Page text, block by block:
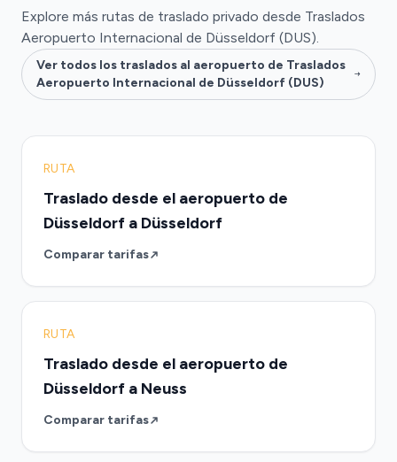
Explore más rutas de traslado privado desde Traslados
Aeropuerto Internacional de Düsseldorf (DUS).
Ver todos los traslados al aeropuerto de Traslados
Aeropuerto Internacional de Düsseldorf (DUS)
RUTA
Traslado desde el aeropuerto de
Düsseldorf a Düsseldorf
Comparar tarifas
RUTA
Traslado desde el aeropuerto de
Düsseldorf a Neuss
Comparar tarifas